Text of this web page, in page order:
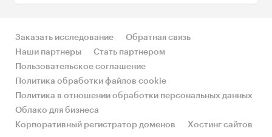
Заказать исследование
Обратная связь
Наши партнеры
Стать партнером
Пользовательское соглашение
Политика обработки файлов cookie
Политика в отношении обработки персональных данных
Облако для бизнеса
Корпоративный регистратор доменов
Хостинг сайтов